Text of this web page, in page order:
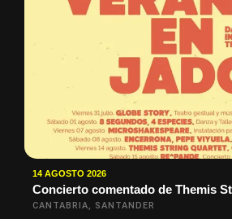
14 AGOSTO 2026
Concierto comentado de Themis
CANTABRIA, SANTANDER